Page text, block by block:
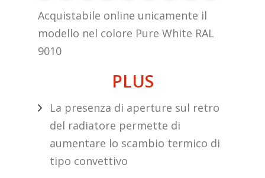
Acquistabile online unicamente il
modello nel colore Pure White RAL
9010
PLUS
La presenza di aperture sul retro
del radiatore permette di
aumentare lo scambio termico di
tipo convettivo